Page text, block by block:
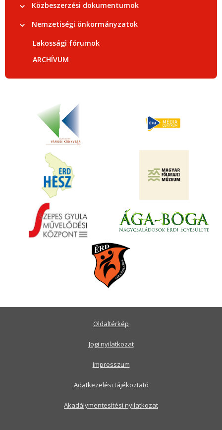
Közbeszerzési dokumentumok
Nemzetiségi önkormányzatok
Lakossági fórumok
ARCHÍVUM
Oldaltérkép
Jogi nyilatkozat
Impresszum
Adatkezelési tájékoztató
Akadálymentesítési nyilatkozat